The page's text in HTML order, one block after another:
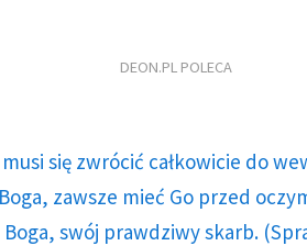
DEON.PL POLECA
się zwrócić całkowicie do
zawsze mieć Go przed
swój prawdziwy skarb.